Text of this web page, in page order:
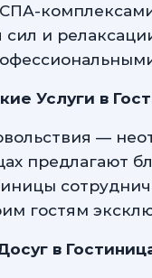
сил и
Услуги в
—
предлагают
гостям
в